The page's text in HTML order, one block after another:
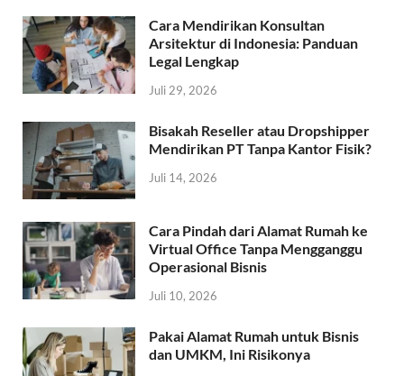
Cara Mendirikan Konsultan
Arsitektur di Indonesia: Panduan
Legal Lengkap
Juli 29, 2026
Bisakah Reseller atau Dropshipper
Mendirikan PT Tanpa Kantor Fisik?
Juli 14, 2026
Cara Pindah dari Alamat Rumah ke
Virtual Office Tanpa Mengganggu
Operasional Bisnis
Juli 10, 2026
Pakai Alamat Rumah untuk Bisnis
dan UMKM, Ini Risikonya